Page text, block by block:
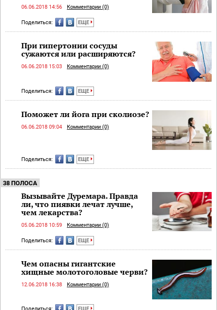
06.06.2018 14:56 Комментарии (0)
Поделиться: ЕЩЕ
При гипертонии сосуды
сужаются или расширяются?
06.06.2018 15:03 Комментарии (0)
Поделиться: ЕЩЕ
Поможет ли йога при сколиозе?
06.06.2018 09:04 Комментарии (0)
Поделиться: ЕЩЕ
38 ПОЛОСА
Вызывайте Дуремара. Правда
ли, что пиявки лечат лучше,
чем лекарства?
05.06.2018 10:59 Комментарии (0)
Поделиться: ЕЩЕ
Чем опасны гигантские
хищные молотоголовые черви?
12.06.2018 16:38 Комментарии (0)
Поделиться: ЕЩЕ